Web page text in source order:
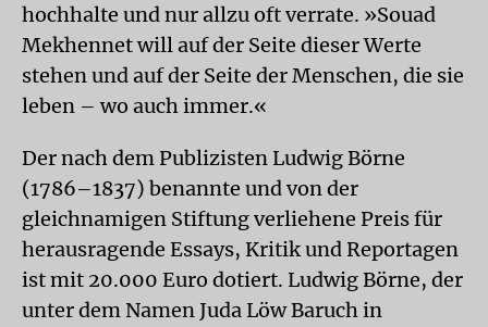
hochhalte und nur allzu oft verrate. »Souad
Mekhennet will auf der Seite dieser Werte
stehen und auf der Seite der Menschen, die sie
leben – wo auch immer.«
Der nach dem Publizisten Ludwig Börne
(1786–1837) benannte und von der
gleichnamigen Stiftung verliehene Preis für
herausragende Essays, Kritik und Reportagen
ist mit 20.000 Euro dotiert. Ludwig Börne, der
unter dem Namen Juda Löw Baruch in